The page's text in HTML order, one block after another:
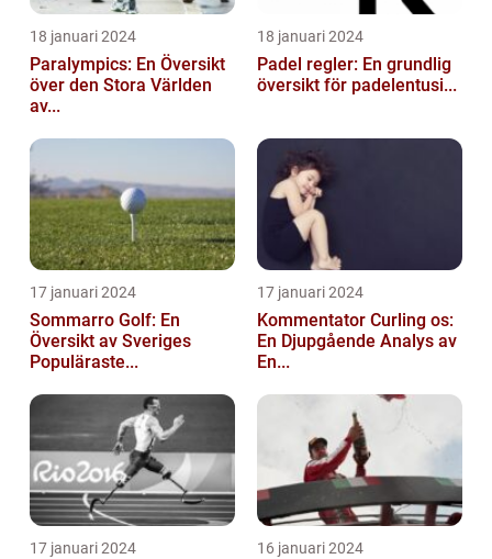
18 januari 2024
Paralympics: En Översikt
över den Stora Världen
av...
18 januari 2024
Padel regler: En grundlig
översikt för padelentusi...
17 januari 2024
Sommarro Golf: En
Översikt av Sveriges
Populäraste...
17 januari 2024
Kommentator Curling os:
En Djupgående Analys av
En...
17 januari 2024 16 januari 2024